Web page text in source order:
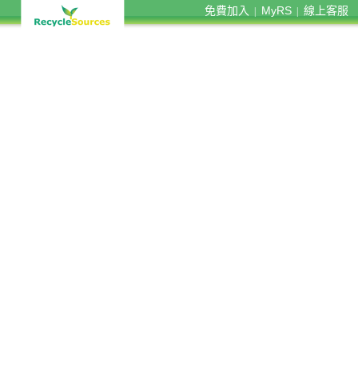
免費加入 MyRS 線上客服